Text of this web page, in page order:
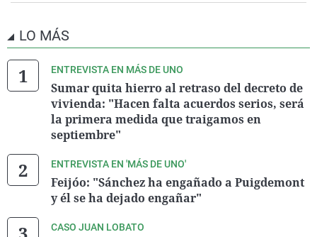
LO MÁS
ENTREVISTA EN MÁS DE UNO
Sumar quita hierro al retraso del decreto de
vivienda: "Hacen falta acuerdos serios, será
la primera medida que traigamos en
septiembre"
ENTREVISTA EN 'MÁS DE UNO'
Feijóo: "Sánchez ha engañado a Puigdemont
y él se ha dejado engañar"
CASO JUAN LOBATO